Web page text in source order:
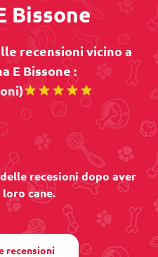
Bissone
recensioni vicino a
E Bissone :
recesioni dopo aver
cane.
recensioni